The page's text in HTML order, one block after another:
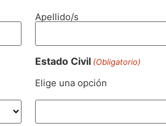
Apellido/s
Estado Civil (Obligatorio)
Elige una opción